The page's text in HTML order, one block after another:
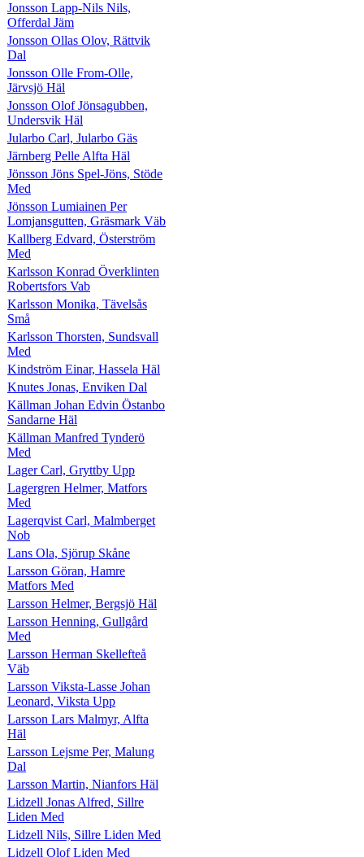
Jonsson Lapp-Nils Nils,
Offerdal Jäm
Jonsson Ollas Olov, Rättvik
Dal
Jonsson Olle From-Olle,
Järvsjö Häl
Jonsson Olof Jönsagubben,
Undersvik Häl
Jularbo Carl, Jularbo Gäs
Järnberg Pelle Alfta Häl
Jönsson Jöns Spel-Jöns, Stöde
Med
Jönsson Lumiainen Per
Lomjansgutten, Gräsmark Väb
Kallberg Edvard, Österström
Med
Karlsson Konrad Överklinten
Robertsfors Vab
Karlsson Monika, Tävelsås
Små
Karlsson Thorsten, Sundsvall
Med
Kindström Einar, Hassela Häl
Knutes Jonas, Enviken Dal
Källman Johan Edvin Östanbo
Sandarne Häl
Källman Manfred Tynderö
Med
Lager Carl, Gryttby Upp
Lagergren Helmer, Matfors
Med
Lagerqvist Carl, Malmberget
Nob
Lans Ola, Sjörup Skåne
Larsson Göran, Hamre
Matfors Med
Larsson Helmer, Bergsjö Häl
Larsson Henning, Gullgård
Med
Larsson Herman Skellefteå
Väb
Larsson Viksta-Lasse Johan
Leonard, Viksta Upp
Larsson Lars Malmyr, Alfta
Häl
Larsson Lejsme Per, Malung
Dal
Larsson Martin, Nianfors Häl
Lidzell Jonas Alfred, Sillre
Liden Med
Lidzell Nils, Sillre Liden Med
Lidzell Olof Liden Med